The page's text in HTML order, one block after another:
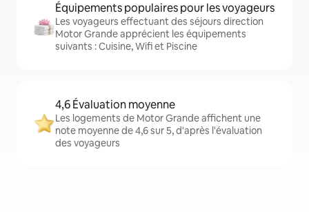
Équipements populaires pour les voyageurs
Les voyageurs effectuant des séjours direction
Motor Grande apprécient les équipements
suivants : Cuisine, Wifi et Piscine
4,6 Évaluation moyenne
Les logements de Motor Grande affichent une
note moyenne de 4,6 sur 5, d'après l'évaluation
des voyageurs